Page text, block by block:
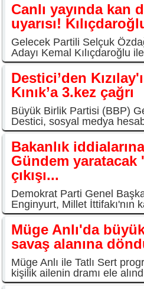
Canlı yayında kan
uyarısı!
Gelecek Partili Selçuk
Adayı Kemal Kılıçdaroğlu
Destici’den
Kınık’a 3.kez çağrı
Büyük Birlik Partisi (BBP)
Destici, sosyal medya
Bakanlık
Gündem
çıkışı...
Demokrat Parti Genel
Enginyurt, Millet İttifakı'nın
Müge Anlı'da
savaş alanına
Müge Anlı ile Tatlı Sert
kişilik ailenin dramı ele